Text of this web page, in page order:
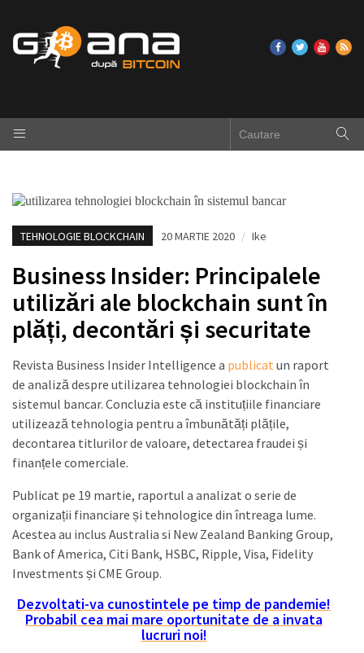
TEHNOLOGIE BLOCKCHAIN 20 MARTIE 2020 / Ike
Business Insider: Principalele
utilizări ale blockchain sunt în
plăți, decontări și securitate
Revista Business Insider Intelligence a publicat un raport
de analiză despre utilizarea tehnologiei blockchain în
sistemul bancar. Concluzia este că instituțiile financiare
utilizează tehnologia pentru a îmbunătăți plățile,
decontarea titlurilor de valoare, detectarea fraudei și
finanțele comerciale.
Publicat pe 19 martie, raportul a analizat o serie de
organizații financiare și tehnologice din întreaga lume.
Acestea au inclus Australia si New Zealand Banking Group,
Bank of America, Citi Bank, HSBC, Ripple, Visa, Fidelity
Investments și CME Group.
Dezvoltati-va cunostintele pe timp de pandemie!
Probabil cea mai mare oportunitate de a invata
lucruri noi!